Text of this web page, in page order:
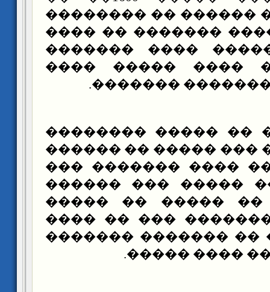
������ ���� ������
�� ����� �����
����� �� �����
����� ���� ����
������ ��
�������� �� �����
������ ���� ���
��� �� ����� ����
������� ��� �����
����� ��� ��
���� ��� ��������
��� �� ���� ��
���� �����